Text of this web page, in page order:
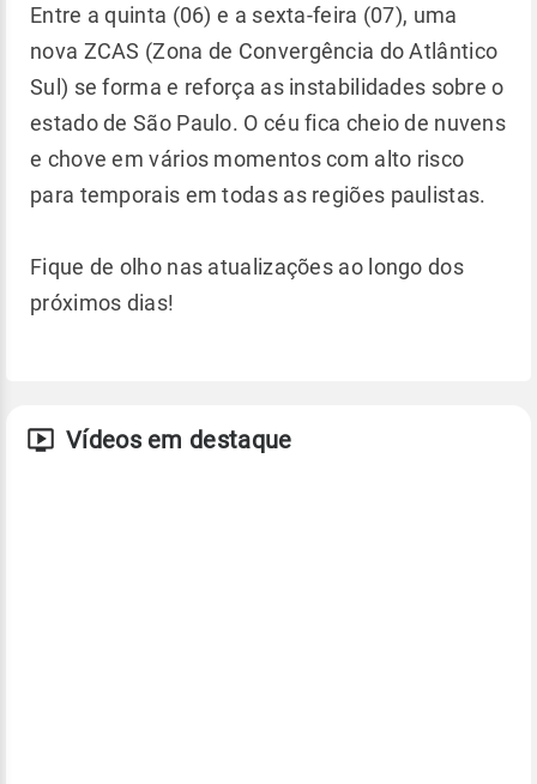
Entre a quinta (06) e a sexta-feira (07), uma
nova ZCAS (Zona de Convergência do Atlântico
Sul) se forma e reforça as instabilidades sobre o
estado de São Paulo. O céu fica cheio de nuvens
e chove em vários momentos com alto risco
para temporais em todas as regiões paulistas.
Fique de olho nas atualizações ao longo dos
próximos dias!
Vídeos em destaque